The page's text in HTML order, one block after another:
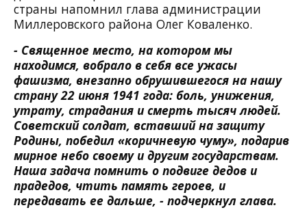
страны напомнил глава администрации
Миллеровского района Олег Коваленко.
- Священное место, на котором мы
находимся, вобрало в себя все ужасы
фашизма, внезапно обрушившегося на нашу
страну 22 июня 1941 года: боль, унижения,
утрату, страдания и смерть тысяч людей.
Советский солдат, вставший на защиту
Родины, победил «коричневую чуму», подарив
мирное небо своему и другим государствам.
Наша задача помнить о подвиге дедов и
прадедов, чтить память героев, и
передавать ее дальше, - подчеркнул глава.